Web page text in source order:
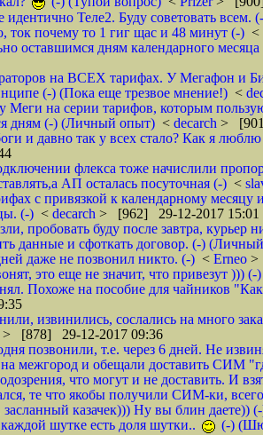
идентично Теле2. Буду советовать всем.
ток почему то 1 гиг щас и 48 минут (-) <
оставшимся дням календарного
на ВСЕХ тарифах. У Мегафон и Би
(-) (Пока еще трезвое мнение!) <
Меги на серии тарифов, которым
дням (-) (Личный опыт) < decarch >
и давно так у всех стало? Как я
флекса тоже начислили
АП осталась посуточная (-) <
с привязкой к календарному
(-) < decarch > [962] 29-12-2017 15:01
пробовать буду после завтра,
данные и сфоткать договор. (-)
даже не позвонил никто. (-) < Erneo >
это еще не значит, что привезут ))) (-)
Похоже на пособие для чайников
извинились, сослались на много
> [878] 29-12-2017 09:36
позвонили, т.е. через 6 дней. Не
межгород и обещали доставить СИМ
что могут и не доставить. И
те что якобы получили СИМ-ки,
засланный казачек))) Ну вы блин даете))
шутке есть доля шутки..
(-)